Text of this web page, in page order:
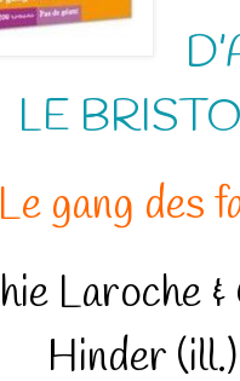
LE
gang des
Laroche
Hinder (ill.)